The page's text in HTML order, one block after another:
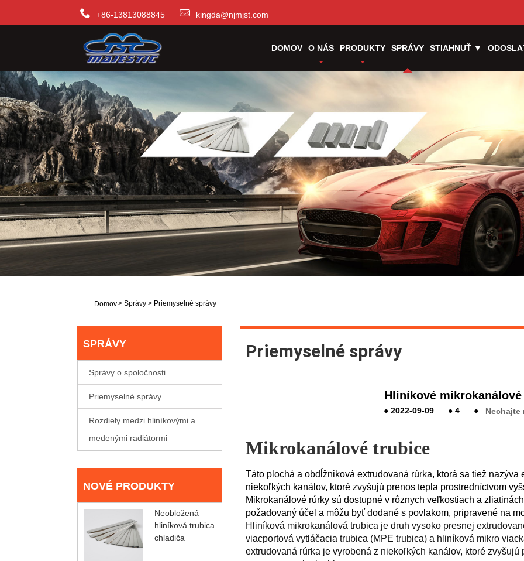
+86-13813088845 kingda@njmjst.com
DOMOV O NÁS PRODUKTY SPRÁVY STIAHNUŤ ▼
Domov> Správy > Priemyselné správy
SPRÁVY
Správy o spoločnosti
Priemyselné správy
Rozdiely medzi hliníkovými a
medenými radiátormi
NOVÉ PRODUKTY
Neobložená
hliníková trubica
chladiča
Priemyselné správy
Hliníkové
●2022-09-09 ●4 ● Nechajte
Mikrokanálové trubice
Táto plochá a obdĺžniková extrudovaná rúrka, ktorá sa tiež nazýva
niekoľkých kanálov, ktoré zvyšujú prenos tepla prostredníctvom
Mikrokanálové rúrky sú dostupné v rôznych veľkostiach a
požadovaný účel a môžu byť dodané s povlakom, pripravené na
Hliníková mikrokanálová trubica je druh vysoko presnej
viacportová vytláčacia trubica (MPE trubica) a hliníková mikro
extrudovaná rúrka je vyrobená z niekoľkých kanálov, ktoré